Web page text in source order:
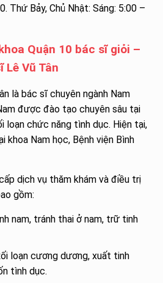
Thứ Bảy, Chủ Nhật: Sáng: 5:00 –
Quận 10 bác sĩ giỏi –
Lê Vũ Tân
là bác sĩ chuyên ngành Nam
được đào tạo chuyên sâu tại
loạn chức năng tình dục. Hiện tại,
khoa Nam học, Bệnh viện Bình
dịch vụ thăm khám và điều trị
gồm:
nam, tránh thai ở nam, trữ tinh
loạn cương dương, xuất tinh
tình dục.